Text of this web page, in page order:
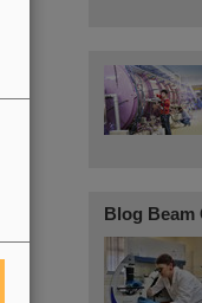
Blog Beam